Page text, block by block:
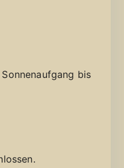
bis